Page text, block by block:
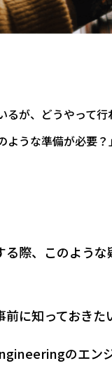
るが、どうやって行
ような準備が必要？」
際、このよう
に知っておきた
のエン